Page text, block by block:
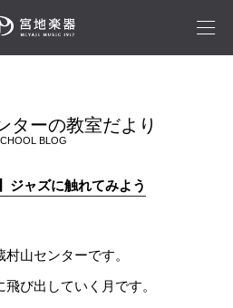
ターの教室だより
BLOG
ジャズに触れてみよう
山センターです。
び出していく月です。